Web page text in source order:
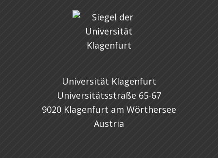
Universität Klagenfurt
Universitätsstraße 65-67
9020 Klagenfurt am Wörthersee
Austria